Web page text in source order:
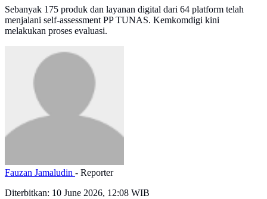
Sebanyak 175 produk dan layanan digital dari 64 platform telah
menjalani self-assessment PP TUNAS. Kemkomdigi kini
melakukan proses evaluasi.
Fauzan Jamaludin - Reporter
Diterbitkan: 10 June 2026, 12:08 WIB